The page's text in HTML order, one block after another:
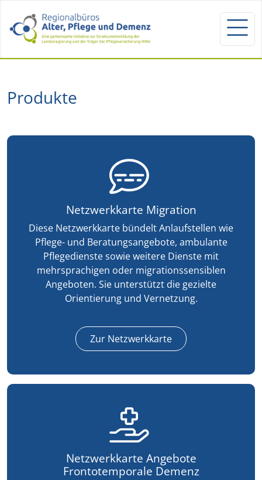
Produkte
Netzwerkkarte Migration
Diese Netzwerkkarte bündelt Anlaufstellen wie
Pflege- und Beratungsangebote, ambulante
Pflegedienste sowie weitere Dienste mit
mehrsprachigen oder migrationssensiblen
Angeboten. Sie unterstützt die gezielte
Orientierung und Vernetzung.
Zur Netzwerkkarte
Netzwerkkarte Angebote
Frontotemporale Demenz